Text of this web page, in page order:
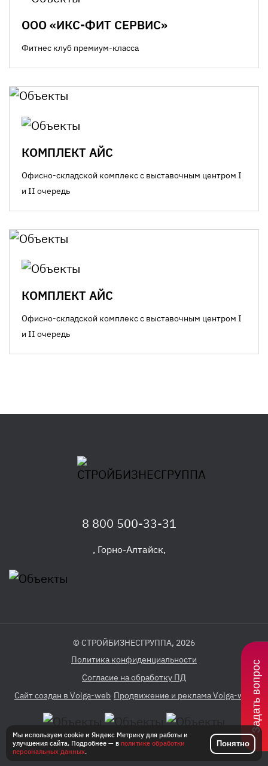
ООО «ИКС-ФИТ СЕРВИС»
Фитнес клуб премиум-класса
КОМПЛЕКТ АЙС
Офисно-складской комплекс с выставочным центром I
и II очередь
КОМПЛЕКТ АЙС
Офисно-складской комплекс с выставочным центром I
и II очередь
Мы используем cookie и Яндекс Метрику для работы и
улучшения сайта. Подробнее — в политике обработки
персональных данных.
Понятно
8 800 500-33-31
, Горно-Алтайск,
© СТРОЙБИЗНЕСГРУППА, 2026
Политика конфиденциальности
Согласие на обработку ПД
Сайт создан в Volga-web Продвижение и реклама Volga-web Задать вопрос